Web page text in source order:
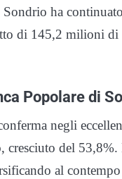
ha
di 145,2 milioni
Popolare di
negli
del 53,8%.
al